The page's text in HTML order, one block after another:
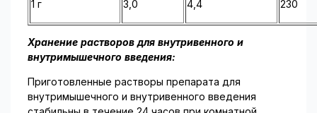
1 г 3,0 4,4 230
Хранение растворов для внутривенного и
внутримышечного введения:
Приготовленные растворы препарата для
внутримышечного и внутривенного введения